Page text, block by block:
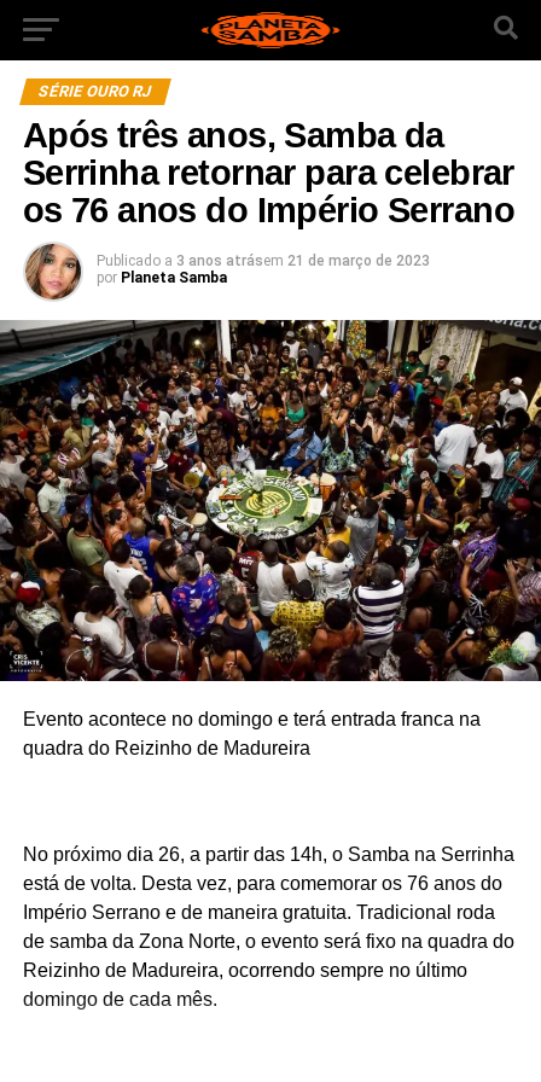
SÉRIE OURO RJ
Após três anos, Samba da
Serrinha retornar para celebrar
os 76 anos do Império Serrano
Publicado a 3 anos atrásem 21 de março de 2023
por Planeta Samba
Evento acontece no domingo e terá entrada franca na
quadra do Reizinho de Madureira
No próximo dia 26, a partir das 14h, o Samba na Serrinha
está de volta. Desta vez, para comemorar os 76 anos do
Império Serrano e de maneira gratuita. Tradicional roda
de samba da Zona Norte, o evento será fixo na quadra do
Reizinho de Madureira, ocorrendo sempre no último
domingo de cada mês.